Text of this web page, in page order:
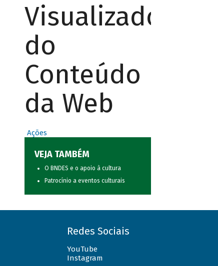
Visualizador
do
Conteúdo
da Web
Ações
VEJA TAMBÉM
O BNDES e o apoio à cultura
Patrocínio a eventos culturais
Redes Sociais
YouTube
Instagram